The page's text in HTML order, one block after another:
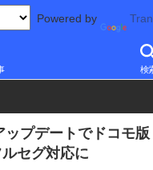
Powered by
検
/タブレット/スマートフォン
ップデートでドコモ
セグ対応に